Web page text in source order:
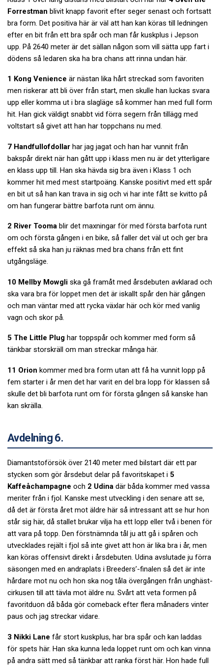
Forrestman blivit knapp favorit efter seger senast och fortsatt
bra form. Det positiva här är väl att han kan köras till ledningen
efter en bit från ett bra spår och man får kuskplus i Jepson
upp. På 2640 meter är det sällan någon som vill sätta upp fart i
dödens så ledaren ska ha bra chans att rinna undan här.
1 Kong Venience är nästan lika hårt streckad som favoriten
men riskerar att bli över från start, men skulle han luckas svara
upp eller komma ut i bra slagläge så kommer han med full form
hit. Han gick väldigt snabbt vid förra segern från tillägg med
voltstart så givet att han har toppchans nu med.
7 Handfullofdollar har jag jagat och han har vunnit från
bakspår direkt när han gått upp i klass men nu är det ytterligare
en klass upp till. Han ska hävda sig bra även i Klass 1 och
kommer hit med mest startpoäng. Kanske positivt med ett spår
en bit ut så han kan trava in sig och vi har inte fått se kvitto på
om han fungerar bättre barfota runt om ännu.
2 River Tooma blir det maxningar för med första barfota runt
om och första gången i en bike, så faller det väl ut och ger bra
effekt så ska han ju räknas med bra chans från ett fint
utgångsläge.
10 Mellby Mowgli ska gå framåt med årsdebuten avklarad och
ska vara bra för loppet men det är iskallt spår den här gången
och man väntar med att rycka växlar här och kör med vanlig
vagn och skor på.
5 The Little Plug har toppspår och kommer med form så
tänkbar storskräll om man streckar många här.
11 Orion kommer med bra form utan att få ha vunnit lopp på
fem starter i år men det har varit en del bra lopp för klassen så
skulle det bli barfota runt om för första gången så kanske han
kan skrälla.
Avdelning 6.
Diamantstoförsök över 2140 meter med bilstart där ett par
stycken som gör årsdebut delar på favoritskapet i 5
Kaffeåchampagne och 2 Udina där båda kommer med vassa
meriter från i fjol. Kanske mest utveckling i den senare att se,
då det är första året mot äldre här så intressant att se hur hon
står sig här, då stallet brukar vilja ha ett lopp eller två i benen för
att vara på topp. Den förstnämnda tål ju att gå i spåren och
utvecklades rejält i fjol så inte givet att hon är lika bra i år, men
kan köras offensivt direkt i årsdebuten. Udina avslutade ju förra
säsongen med en andraplats i Breeders’-finalen så det är inte
hårdare mot nu och hon ska nog tåla övergången från unghäst-
cirkusen till att tävla mot äldre nu. Svårt att veta formen på
favoritduon då båda gör comeback efter flera månaders vinter
paus och jag streckar vidare.
3 Nikki Lane får stort kuskplus, har bra spår och kan laddas
för spets här. Han ska kunna leda loppet runt om och kan vinna
på andra sätt med så tänkbar att ranka först här. Hon hade full